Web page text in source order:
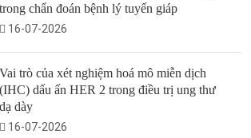
trong chẩn đoán bệnh lý tuyến giáp
16-07-2026
Vai trò của xét nghiệm hoá mô miễn dịch
(IHC) dấu ấn HER 2 trong điều trị ung thư
dạ dày
16-07-2026